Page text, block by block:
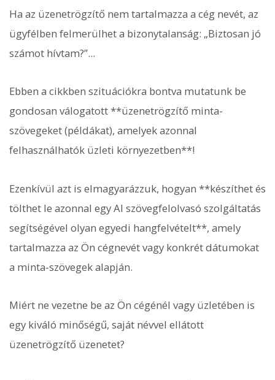
Ha az üzenetrögzítő nem tartalmazza a cég nevét, az
ügyfélben felmerülhet a bizonytalanság: „Biztosan jó
számot hívtam?”...
Ebben a cikkben szituációkra bontva mutatunk be
gondosan válogatott **üzenetrögzítő minta-
szövegeket (példákat), amelyek azonnal
felhasználhatók üzleti környezetben**!
Ezenkívül azt is elmagyarázzuk, hogyan **készíthet és
tölthet le azonnal egy AI szövegfelolvasó szolgáltatás
segítségével olyan egyedi hangfelvételt**, amely
tartalmazza az Ön cégnevét vagy konkrét dátumokat
a minta-szövegek alapján.
Miért ne vezetne be az Ön cégénél vagy üzletében is
egy kiváló minőségű, saját névvel ellátott
üzenetrögzítő üzenetet?